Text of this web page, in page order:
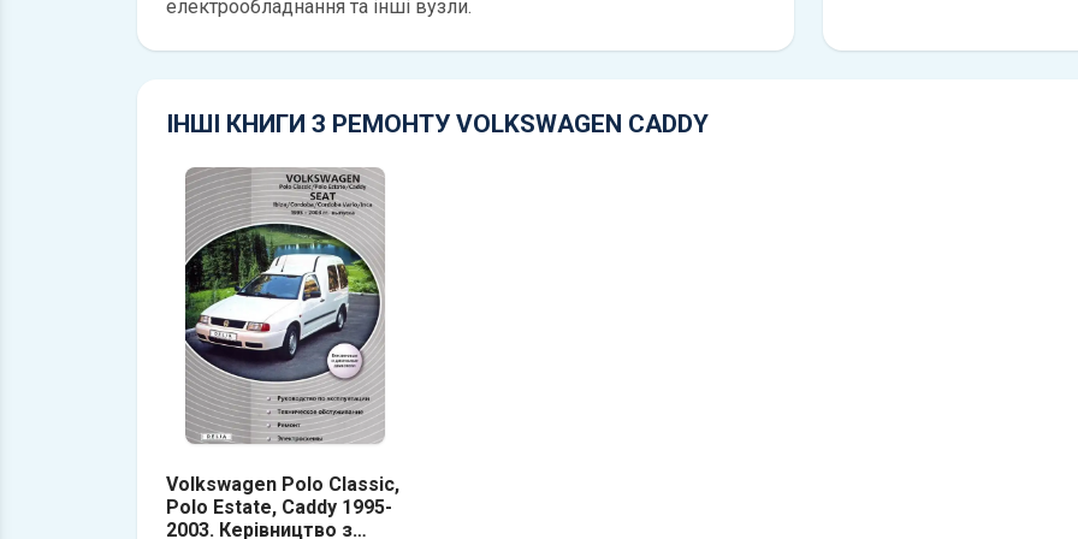
електрообладнання та інші вузли.
ІНШІ КНИГИ З РЕМОНТУ VOLKSWAGEN CADDY
Volkswagen Polo Classic,
Polo Estate, Caddy 1995-
2003. Керівництво з